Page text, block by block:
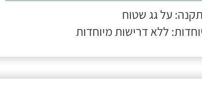
על גג שטוח
ללא דרישות מיוחדות